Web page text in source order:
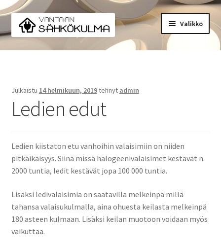
Siirry
navigointiin
Siirry
sisältöön
Valikko
Yritysinfo
Julkaistu 14 helmikuun, 2019tehnyt admin
Ledien edut
Ledien kiistaton etu vanhoihin valaisimiin on niiden
pitkäikäisyys. Siinä missä halogeenivalaisimet kestävät n.
2000 tuntia, ledit kestävät jopa 100 000 tuntia.
Lisäksi ledivalaisimia on saatavilla melkeinpä millä
tahansa valaisukulmalla, aina ohuesta keilasta melkeinpä
180 asteen kulmaan. Lisäksi keilan muotoon voidaan myös
vaikuttaa.